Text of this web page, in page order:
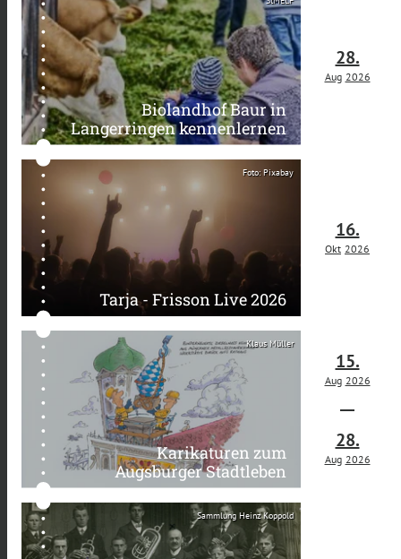
Biolandhof Baur in
Langerringen kennenlernen
28.
Aug 2026
Foto: Pixabay
Tarja - Frisson Live 2026
16.
Okt 2026
Klaus Müller
Karikaturen zum
Augsburger Stadtleben
15.
Aug 2026
28.
Aug 2026
Sammlung Heinz Koppold